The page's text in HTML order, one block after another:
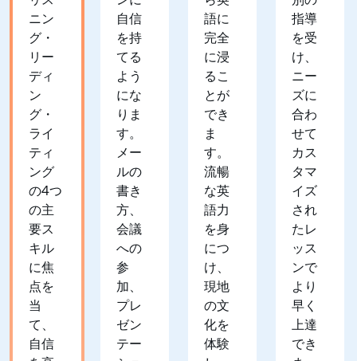
ニン
グ・
リー
ディ
ン
グ・
ライ
ティ
ング
の4つ
の主
要ス
キル
に焦
点を
当
て、
自信
自信
を持
てる
よう
にな
りま
す。
メー
ルの
書き
方、
会議
への
参
加、
プレ
ゼン
テー
語に
完全
に浸
るこ
とが
でき
ま
す。
流暢
な英
語力
を身
につ
け、
現地
の文
化を
体験
指導
を受
け、
ニー
ズに
合わ
せて
カス
タマ
イズ
され
たレ
ッス
ンで
より
早く
上達
でき